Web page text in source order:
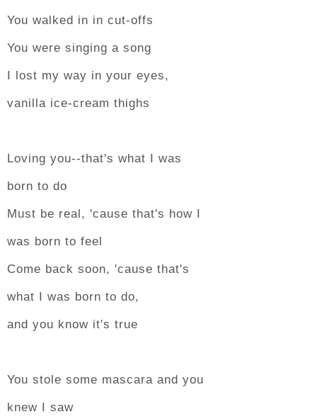
You walked in in cut-offs
You were singing a song
I lost my way in your eyes,
vanilla ice-cream thighs
Loving you--that's what I was
born to do
Must be real, 'cause that's how I
was born to feel
Come back soon, 'cause that's
what I was born to do,
and you know it's true
You stole some mascara and you
knew I saw